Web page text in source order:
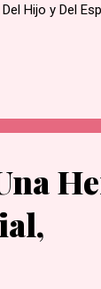
Hijo y Del
Nuestro,
nuestro pan de
a los
gracia, el